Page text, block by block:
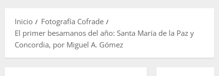
Inicio
Fotografía Cofrade
El primer besamanos del año: Santa María de la Paz y
Concordia, por Miguel A. Gómez